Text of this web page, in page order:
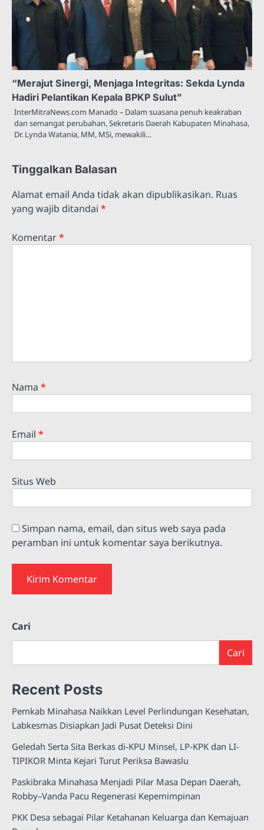
“Merajut Sinergi, Menjaga Integritas: Sekda Lynda
Hadiri Pelantikan Kepala BPKP Sulut”
InterMitraNews.com Manado – Dalam suasana penuh keakraban
dan semangat perubahan, Sekretaris Daerah Kabupaten Minahasa,
Dr. Lynda Watania, MM, MSi, mewakili…
Tinggalkan Balasan
Alamat email Anda tidak akan dipublikasikan. Ruas
yang wajib ditandai *
Komentar*
Nama *
Email *
Situs Web
Simpan nama, email, dan situs web saya pada
peramban ini untuk komentar saya berikutnya.
Cari
Cari
Recent Posts
Pemkab Minahasa Naikkan Level Perlindungan Kesehatan,
Labkesmas Disiapkan Jadi Pusat Deteksi Dini
Geledah Serta Sita Berkas di-KPU Minsel, LP-KPK dan LI-
TIPIKOR Minta Kejari Turut Periksa Bawaslu
Paskibraka Minahasa Menjadi Pilar Masa Depan Daerah,
Robby–Vanda Pacu Regenerasi Kepemimpinan
PKK Desa sebagai Pilar Ketahanan Keluarga dan Kemajuan